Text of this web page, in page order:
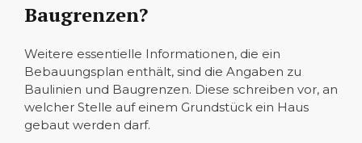
Baugrenzen?
Weitere essentielle Informationen, die ein
Bebauungsplan enthält, sind die Angaben zu
Baulinien und Baugrenzen. Diese schreiben vor, an
welcher Stelle auf einem Grundstück ein Haus
gebaut werden darf.